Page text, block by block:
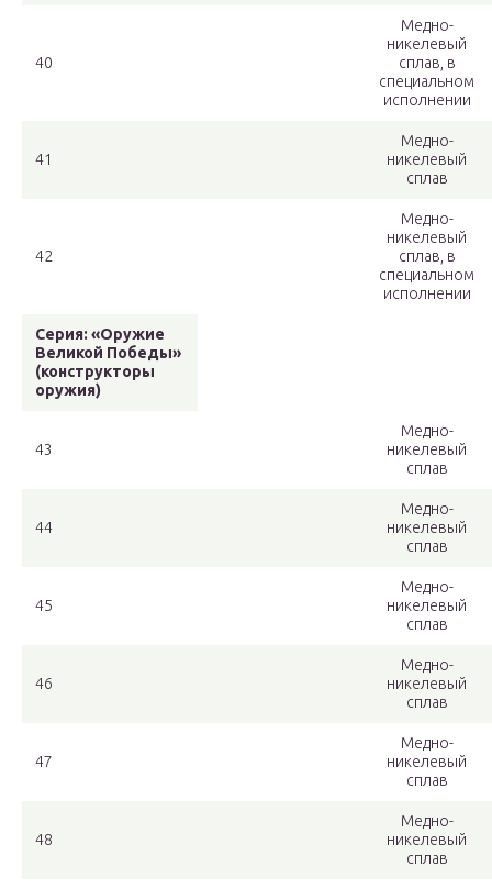
40
Медно-
никелевый
сплав, в
специальном
исполнении
41
Медно-
никелевый
сплав
42
Медно-
никелевый
сплав, в
специальном
исполнении
Серия: «Оружие
Великой Победы»
(конструкторы
оружия)
43
Медно-
никелевый
сплав
44
Медно-
никелевый
сплав
45
Медно-
никелевый
сплав
46
Медно-
никелевый
сплав
47
Медно-
никелевый
сплав
48
Медно-
никелевый
сплав